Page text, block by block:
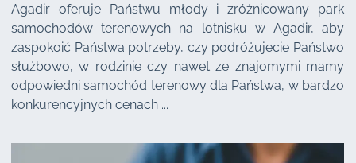
Agadir oferuje Państwu młody i zróżnicowany park
samochodów terenowych na lotnisku w Agadir, aby
zaspokoić Państwa potrzeby, czy podróżujecie Państwo
służbowo, w rodzinie czy nawet ze znajomymi mamy
odpowiedni samochód terenowy dla Państwa, w bardzo
konkurencyjnych cenach ...